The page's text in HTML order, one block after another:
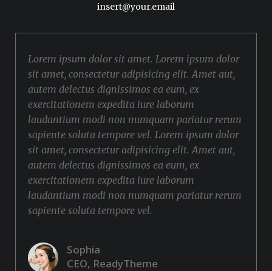
insert@your.email
Lorem ipsum dolor sit amet. Lorem ipsum dolor
sit amet, consectetur adipisicing elit. Amet aut,
autem delectus dignissimos ea eum, ex
exercitationem expedita iure laborum
laudantium modi non numquam pariatur rerum
sapiente soluta tempore vel. Lorem ipsum dolor
sit amet, consectetur adipisicing elit. Amet aut,
autem delectus dignissimos ea eum, ex
exercitationem expedita iure laborum
laudantium modi non numquam pariatur rerum
sapiente soluta tempore vel.
Sophia
CEO, ReadyTheme